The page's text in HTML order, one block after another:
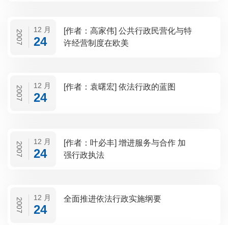
2007 12 月
24
[作者：高家伟] 公共行政民营化与特
许经营制度在欧美
2007 12 月
24
[作者：袁曙宏] 依法行政的蓝图
2007 12 月
24
[作者：叶必丰] 增进服务与合作 加
强行政执法
2007 12 月
24
全面推进依法行政实施纲要